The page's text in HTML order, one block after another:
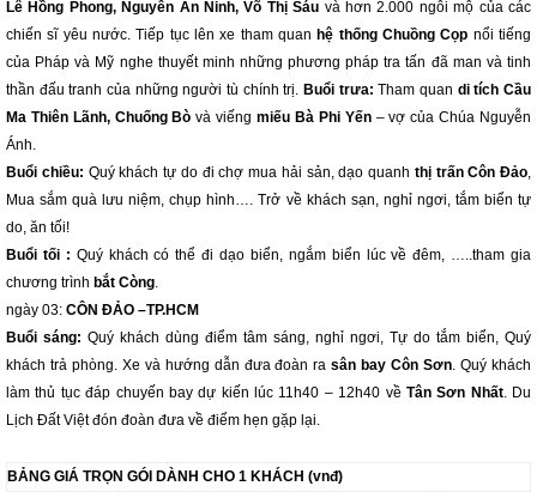
Lê Hồng Phong, Nguyễn An Ninh, Võ Thị Sáu và hơn 2.000 ngôi mộ của các
chiến sĩ yêu nước. Tiếp tục lên xe tham quan hệ thống Chuồng Cọp nổi tiếng
của Pháp và Mỹ nghe thuyết minh những phương pháp tra tấn đã man và tinh
thần đấu tranh của những người tù chính trị. Buổi trưa:Tham quan di tích Cầu
Ma Thiên Lãnh, Chuống Bò và viếngmiếu Bà Phi Yến– vợ của Chúa Nguyễn
Ánh.
Buổi chiều: Quý khách tự do đi chợ mua hải sản, dạo quanh thị trấn Côn Đảo,
Mua sắm quà lưu niệm, chụp hình…. Trở về khách sạn, nghỉ ngơi, tắm biển tự
do, ăn tối!
Buổi tối : Quý khách có thể đi dạo biển, ngắm biển lúc về đêm, …..tham gia
chương trình bắt Còng.
ngày 03: CÔN ĐẢO –TP.HCM
Buổi sáng: Quý khách dùng điểm tâm sáng, nghỉ ngơi, Tự do tắm biển, Quý
khách trả phòng. Xe và hướng dẫn đưa đoàn rasân bay Côn Sơn. Quý khách
làm thủ tục đáp chuyến bay dự kiến lúc 11h40 – 12h40 về Tân Sơn Nhất. Du
Lịch Đất Việt đón đoàn đưa về điểm hẹn gặp lại.
BẢNG GIÁ TRỌN GÓI DÀNH CHO 1 KHÁCH (vnđ)